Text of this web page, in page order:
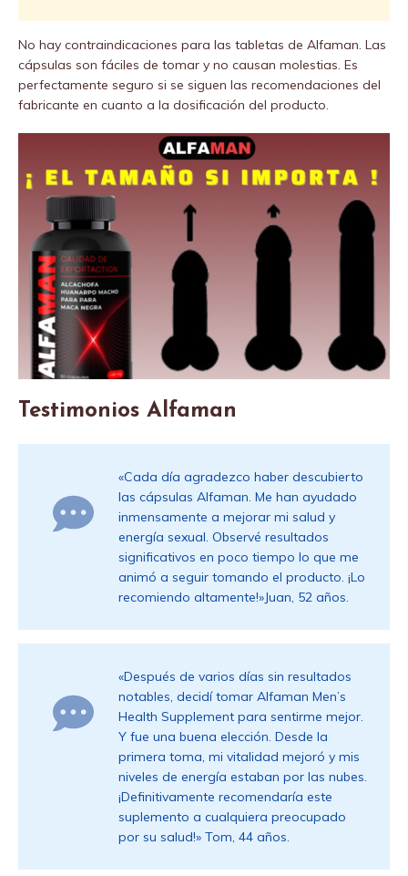
No hay contraindicaciones para las tabletas de Alfaman. Las
cápsulas son fáciles de tomar y no causan molestias. Es
perfectamente seguro si se siguen las recomendaciones del
fabricante en cuanto a la dosificación del producto.
Testimonios Alfaman
«Cada día agradezco haber descubierto
las cápsulas Alfaman. Me han ayudado
inmensamente a mejorar mi salud y
energía sexual. Observé resultados
significativos en poco tiempo lo que me
animó a seguir tomando el producto. ¡Lo
recomiendo altamente!»Juan, 52 años.
«Después de varios días sin resultados
notables, decidí tomar Alfaman Men’s
Health Supplement para sentirme mejor.
Y fue una buena elección. Desde la
primera toma, mi vitalidad mejoró y mis
niveles de energía estaban por las nubes.
¡Definitivamente recomendaría este
suplemento a cualquiera preocupado
por su salud!» Tom, 44 años.